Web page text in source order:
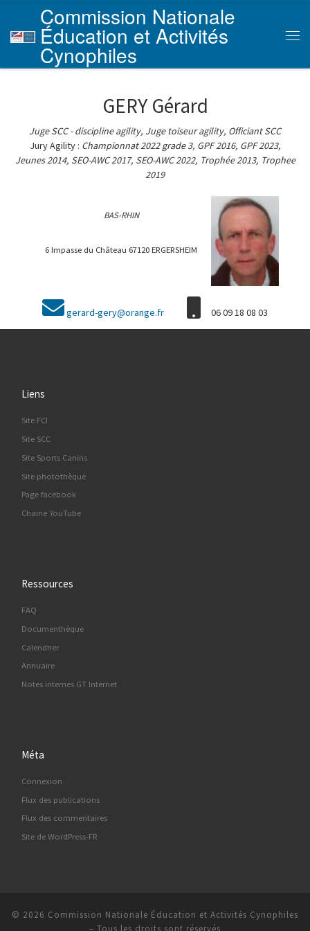
Skip to content
Commission Nationale
Éducation et Activités
Cynophiles
GERY Gérard
Juge SCC - discipline agility, Juge toiseur agility, Officiant SCC
Jury Agility : Championnat 2022 grade 3, GPF 2016, GPF 2023,
Jeunes 2014, SEO-AWC 2017, SEO-AWC 2022, Trophée 2013, Trophee
2019
BAS-RHIN
6 Impasse du Château 67120 ERGERSHEIM
gerard-gery@orange.fr 06 09 18 08 03
Liens
Site FCI
Site SCC
Site Sports Canins
Site photothèque
Page facebook
Chaine YouTube
Ressources
FAQ
Documenthèque
Calendrier
Annuaire
Notes internes GT Internet
Méta
Connexion
Flux des publications
Flux des commentaires
Site de WordPress-FR
© 2026 Commission Nationale Éducation et Activités Cynophiles